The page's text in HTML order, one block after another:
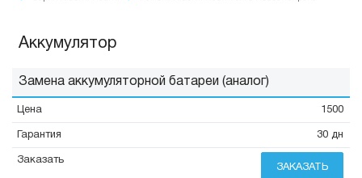
Аккумулятор
Замена аккумуляторной батареи (аналог)
1500
30 дн
ЗАКАЗАТЬ